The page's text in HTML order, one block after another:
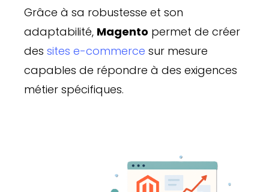
Grâce à sa robustesse et son
adaptabilité, Magento permet de créer
des sites e-commerce sur mesure
capables de répondre à des exigences
métier spécifiques.